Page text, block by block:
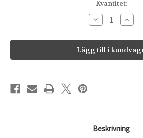
Kvantitet:
Minska
antalet
Öka
antalet
Beskrivning